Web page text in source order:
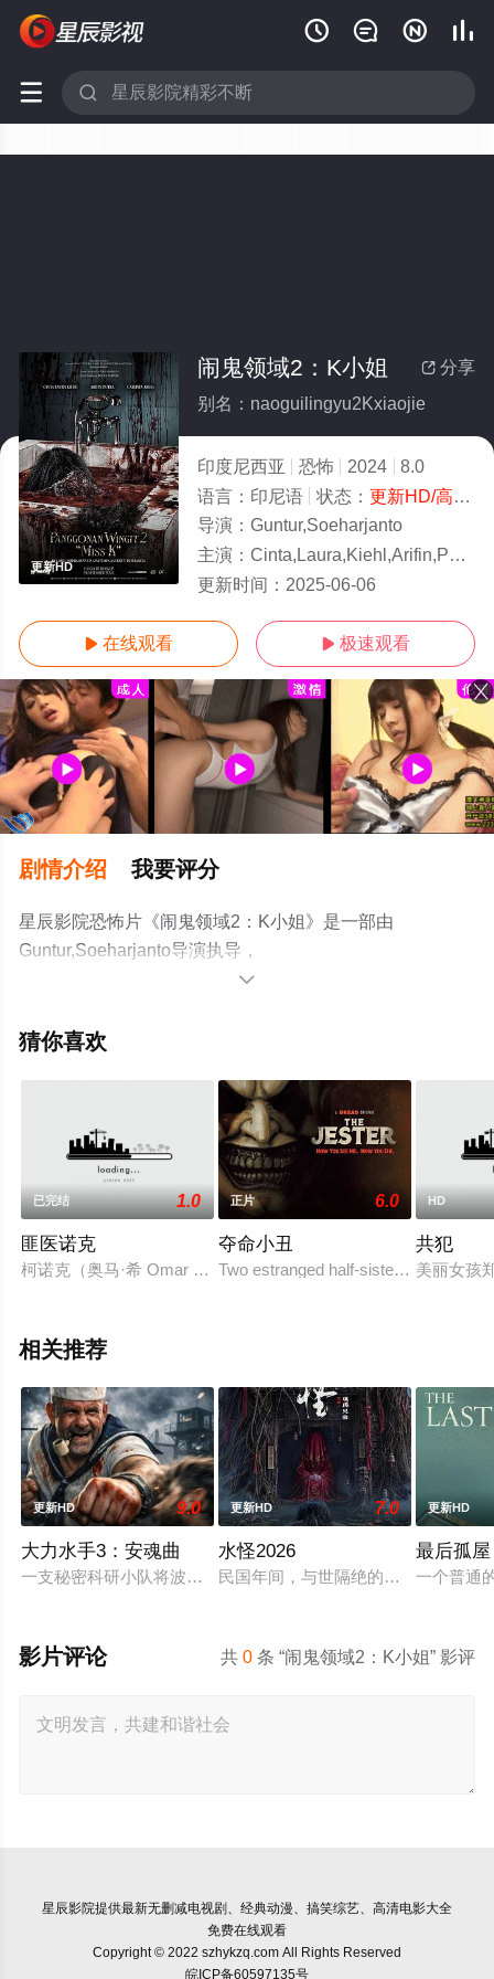
   
 
更新HD
 分享
闹鬼领域2：K小姐
别名：naoguilingyu2Kxiaojie
印度尼西亚 恐怖 2024
8.0
语言： 印尼语 状态： 更新HD/高清
导演： Guntur,Soeharjanto
主演： Cinta,Laura,Kiehl,Arifin,Putra,Callis
更新时间： 2025-06-06
 在线观看  极速观看
剧情介绍 我要评分
星辰影院恐怖片《闹鬼领域2：K小姐》是一部由
Guntur,Soeharjanto导演执导，
删减完整版电影大全就上星辰电影院，更多相关信息可移

猜你喜欢
已完结 1.0
匪医诺克
柯诺克（奥马·希 Omar Sy 饰）曾是个骗子，但后来决定改邪归
正片 6.0
夺命小丑
Two estranged half-sisters who are
HD
共犯
美丽女孩
相关推荐
更新HD 9.0
大力水手3：安魂曲
一支秘密科研小队将波派囚禁在地下军事基地，试图驯化并利
更新HD 7.0
水怪2026
民国年间，与世隔绝的怪水村被湖中
更新HD
最后孤屋
一个普通
共0 条 “闹鬼领域2：K小姐” 影评
影片评论
星辰影院提供最新无删减电视剧、经典动漫、搞笑综艺、高清电影大全
免费在线观看
Copyright © 2022 szhykzq.com All Rights Reserved
皖ICP备60597135号